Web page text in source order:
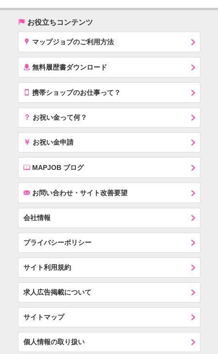
( お役立ちコンテンツ
x マップジョブのご利用方法
í 無料履歴書ダウンロード
T 携帯ショップのお仕事って？
？ お祝い金って何？
￥ お祝い金申請
EMAPJOB ブログ
Fお問い合わせ・サイト改善要望
会社情報
プライバシーポリシー
サイト利用規約
求人広告掲載について
サイトマップ
個人情報の取り扱い